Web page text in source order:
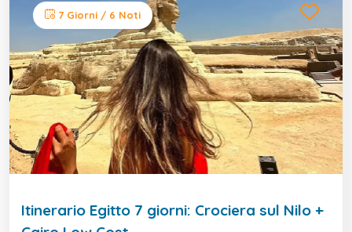
7 Giorni / 6 Noti
Itinerario Egitto 7 giorni: Crociera sul Nilo +